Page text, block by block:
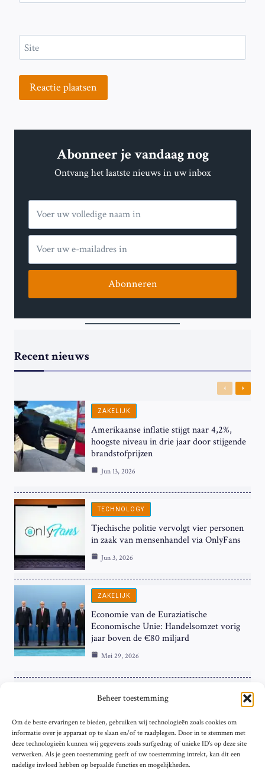
Beheer toestemming
Om de beste ervaringen te bieden, gebruiken wij technologieën zoals cookies om
informatie over je apparaat op te slaan en/of te raadplegen. Door in te stemmen met
deze technologieën kunnen wij gegevens zoals surfgedrag of unieke ID's op deze site
verwerken. Als je geen toestemming geeft of uw toestemming intrekt, kan dit een
nadelige invloed hebben op bepaalde functies en mogelijkheden.
Site
Abonneer je vandaag nog
Ontvang het laatste nieuws in uw inbox
Abonneren
Recent nieuws
Previous
Next
ZAKELIJK
Amerikaanse inflatie stijgt naar 4,2%,
hoogste niveau in drie jaar door stijgende
brandstofprijzen
Jun 13, 2026
TECHNOLOGY
Tjechische politie vervolgt vier personen
in zaak van mensenhandel via OnlyFans
Jun 3, 2026
ZAKELIJK
Economie van de Euraziatische
Economische Unie: Handelsomzet vorig
jaar boven de €80 miljard
Mei 29, 2026
ZAKELIJK
Hardnekkige Inflatie bij de ‘Grote Vier’
van de Eurozone
Mei 29, 2026